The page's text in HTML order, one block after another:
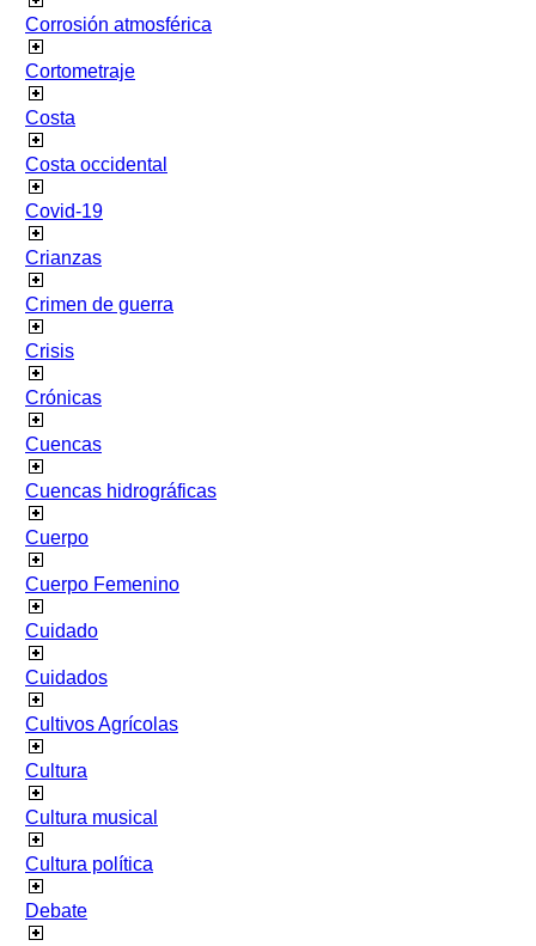
Corrosión atmosférica
Cortometraje
Costa
Costa occidental
Covid-19
Crianzas
Crimen de guerra
Crisis
Crónicas
Cuencas
Cuencas hidrográficas
Cuerpo
Cuerpo Femenino
Cuidado
Cuidados
Cultivos Agrícolas
Cultura
Cultura musical
Cultura política
Debate